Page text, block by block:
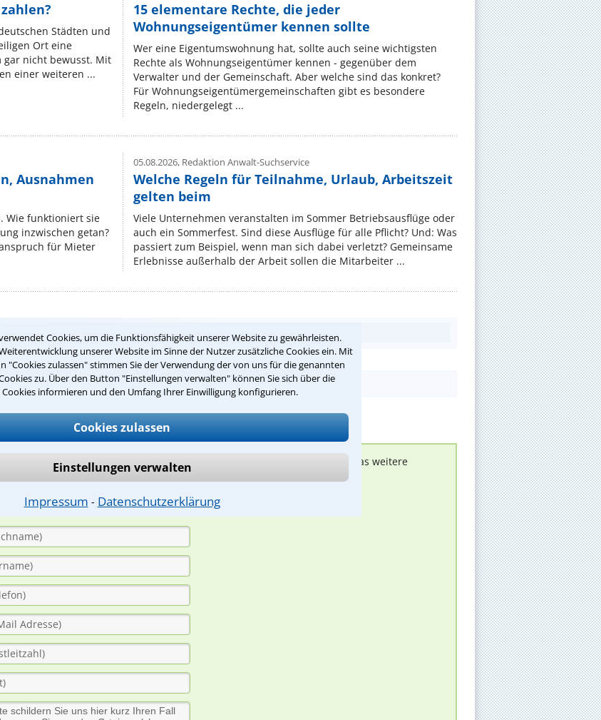
Cookies, um die Funktionsfähigkeit unserer Website zu gewährleisten.
unserer Website im Sinne der Nutzer zusätzliche Cookies ein. Mit
"Cookies zulassen" stimmen Sie der Verwendung der von uns für die genannten
zu. Über den Button "Einstellungen verwalten" können Sie sich über die
informieren und den Umfang Ihrer Einwilligung konfigurieren.
Cookies zulassen
Einstellungen verwalten
Impressum ⁃ Datenschutzerklärung
Städten und
Ort eine
gar nicht bewusst. Mit
einer weiteren ...
15 elementare Rechte, die jeder
Wohnungseigentümer kennen sollte
Wer eine Eigentumswohnung hat, sollte auch seine wichtigsten
Rechte als Wohnungseigentümer kennen - gegenüber dem
Verwalter und der Gemeinschaft. Aber welche sind das konkret?
Für Wohnungseigentümergemeinschaften gibt es besondere
Regeln, niedergelegt ...
Ausnahmen
Wie funktioniert sie
inzwischen getan?
für Mieter
05.08.2026,Redaktion Anwalt-Suchservice
Welche Regeln für Teilnahme, Urlaub, Arbeitszeit
gelten beim
Viele Unternehmen veranstalten im Sommer Betriebsausflüge oder
auch ein Sommerfest. Sind diese Ausflüge für alle Pflicht? Und: Was
passiert zum Beispiel, wenn man sich dabei verletzt? Gemeinsame
Erlebnisse außerhalb der Arbeit sollen die Mitarbeiter ...
Teste Dein Rechtswissen
werden sich spezialisierte Rechtsanwälte bei Ihnen melden, um das weitere
einen Anwalt ist für Sie kostenlos.